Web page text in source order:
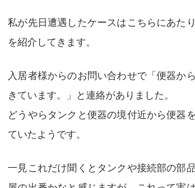
私が先日遭遇したケースはこちらにあた
を紹介してきます。
入居者様からのお問い合わせで「便器か
きています。」と連絡がありました。
どうやらタンクと便器の境付近から便器
ていたようです。
一見これだけ聞くとタンクや接続部の部